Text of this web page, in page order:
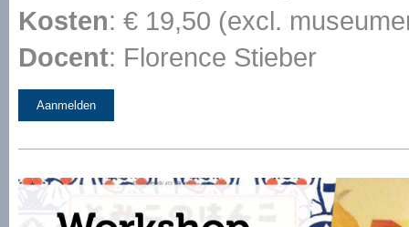
Kosten: € 19,50 (excl.
Docent: Florence Stieber
Aanmelden